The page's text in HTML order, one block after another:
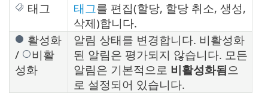
태그
태그를 편집(할당, 할당 취소, 생성,
삭제)합니다.
활성화
/
비활
성화
알림 상태를 변경합니다. 비활성화
된 알림은 평가되지 않습니다. 모든
알림은 기본적으로 비활성화됨으
로 설정되어 있습니다.